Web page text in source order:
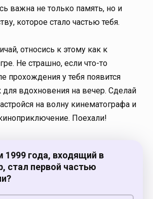
важна не только память, но и
которое стало частью тебя.
относись к этому как к
Не страшно, если что-то
прохождения у тебя появится
для вдохновения на вечер. Сделай
на волну кинематографа и
Поехали!
1999 года, входящий в
стал первой частью